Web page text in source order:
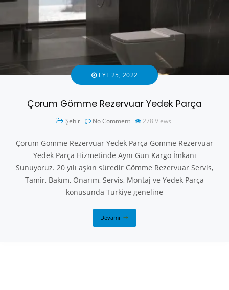
EYL 25, 2022
Çorum Gömme Rezervuar Yedek Parça
Şehir No Comment 278 Views
Çorum Gömme Rezervuar Yedek Parça Gömme Rezervuar
Yedek Parça Hizmetinde Aynı Gün Kargo İmkanı
Sunuyoruz. 20 yılı aşkın süredir Gömme Rezervuar Servis,
Tamir, Bakım, Onarım, Servis, Montaj ve Yedek Parça
konusunda Türkiye geneline
Devamı